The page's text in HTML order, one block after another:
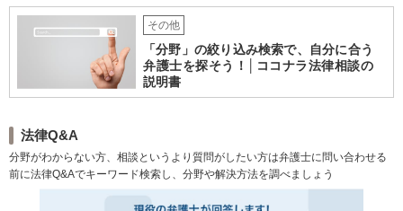
その他
「分野」の絞り込み検索で、自分に合う
弁護士を探そう！│ココナラ法律相談の
説明書
法律Q&A
分野がわからない方、相談というより質問がしたい方は弁護士に問い合わせる
前に法律Q&Aでキーワード検索し、分野や解決方法を調べましょう